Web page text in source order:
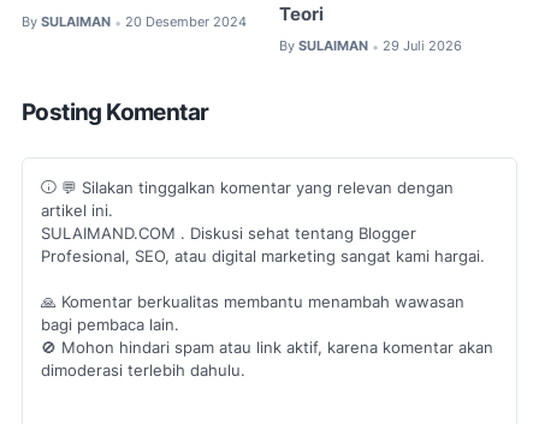
By SULAIMAN • 20 Desember 2024
Teori
By SULAIMAN • 29 Juli 2026
Posting Komentar
💬 Silakan tinggalkan komentar yang relevan dengan
artikel ini.
SULAIMAND.COM . Diskusi sehat tentang Blogger
Profesional, SEO, atau digital marketing sangat kami hargai.
🙏 Komentar berkualitas membantu menambah wawasan
bagi pembaca lain.
🚫 Mohon hindari spam atau link aktif, karena komentar akan
dimoderasi terlebih dahulu.